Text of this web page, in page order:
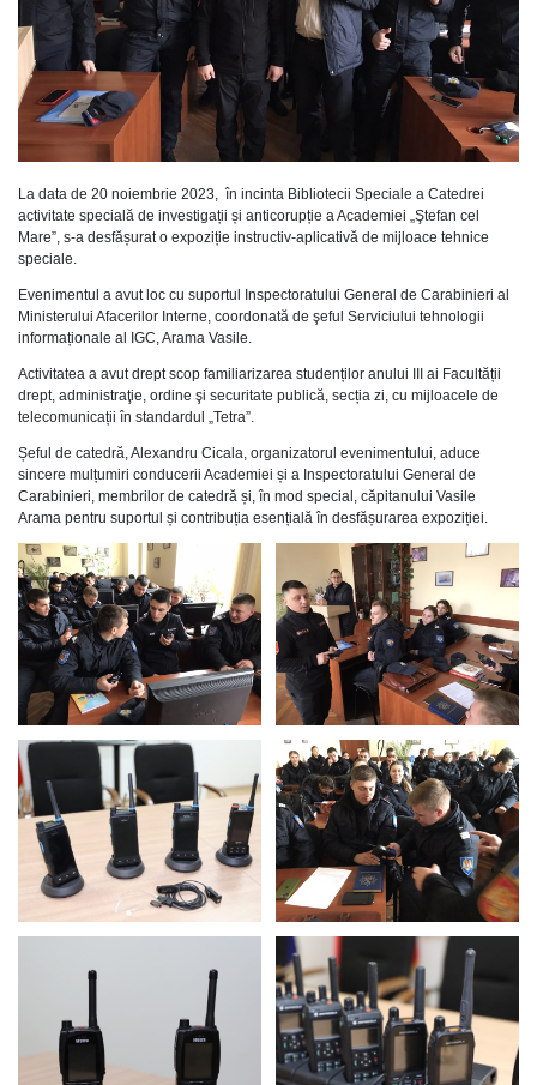
La data de 20 noiembrie 2023, în incinta Bibliotecii Speciale a Catedrei
activitate specială de investigații și anticorupție a Academiei „Ştefan cel
Mare”, s-a desfășurat o expoziție instructiv-aplicativă de mijloace tehnice
speciale.
Evenimentul a avut loc cu suportul Inspectoratului General de Carabinieri al
Ministerului Afacerilor Interne, coordonată de şeful Serviciului tehnologii
informaționale al IGC, Arama Vasile.
Activitatea a avut drept scop familiarizarea studenților anului III ai Facultății
drept, administraţie, ordine şi securitate publică, secția zi, cu mijloacele de
telecomunicații în standardul „Tetra”.
Șeful de catedră, Alexandru Cicala, organizatorul evenimentului, aduce
sincere mulțumiri conducerii Academiei și a Inspectoratului General de
Carabinieri, membrilor de catedră și, în mod special, căpitanului Vasile
Arama pentru suportul și contribuția esențială în desfășurarea expoziției.